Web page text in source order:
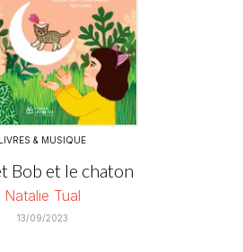
LIVRES & MUSIQUE
Bob et le chaton
Natalie Tual
13/09/2023